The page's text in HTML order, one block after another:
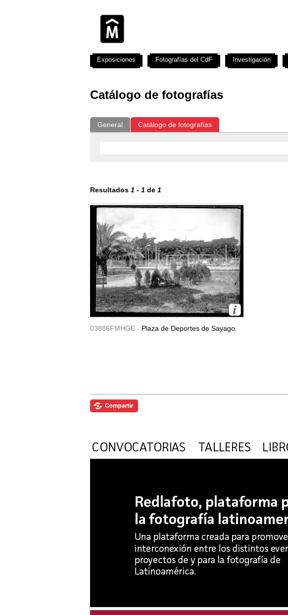
Catálogo de fotografías
General Catálogo de fotografías
Resultados 1 - 1 de 1
03886FMHGE - Plaza de Deportes de Sayago.
Exposiciones Fotografías del CdF Investigación